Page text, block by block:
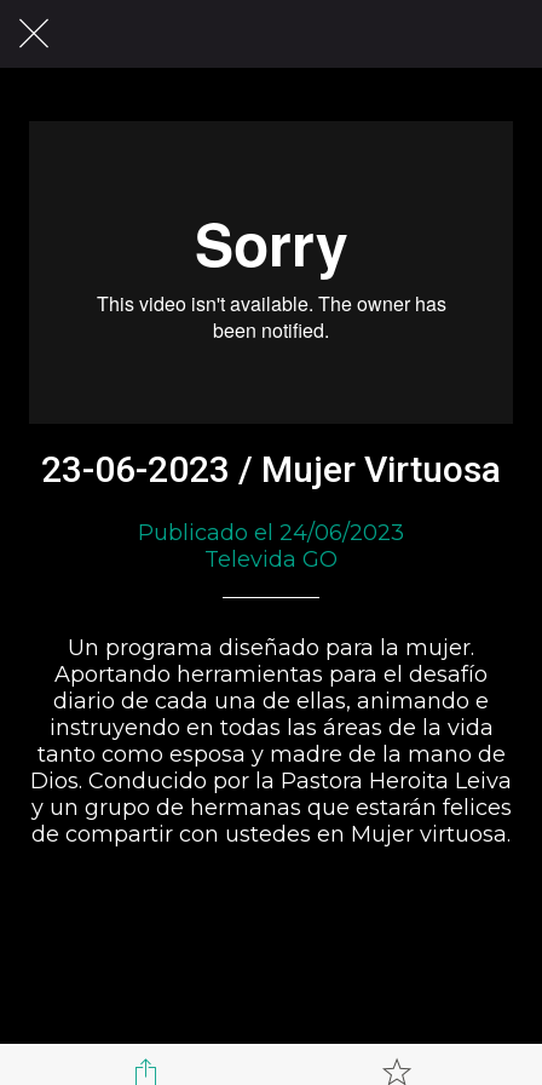
23-06-2023 / Mujer Virtuosa
Publicado el 24/06/2023
Televida GO
Un programa diseñado para la mujer.
Aportando herramientas para el desafío
diario de cada una de ellas, animando e
instruyendo en todas las áreas de la vida
tanto como esposa y madre de la mano de
Dios. Conducido por la Pastora Heroita Leiva
y un grupo de hermanas que estarán felices
de compartir con ustedes en Mujer virtuosa.